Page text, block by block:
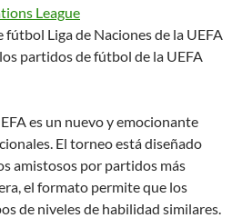
League
Liga de Naciones de la UEFA
partidos de fútbol de la UEFA
es un nuevo y emocionante
El torneo está diseñado
amistosos por partidos más
el formato permite que los
de niveles de habilidad similares.